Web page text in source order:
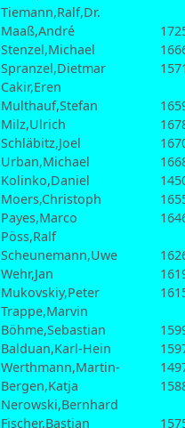
Tiemann,Ralf,Dr.
Maaß,André
Stenzel,Michael
Spranzel,Dietmar 1571
Cakir,Eren
Multhauf,Stefan
Milz,Ulrich
Schläbitz,Joel
Urban,Michael
Kolinko,Daniel
Moers,Christoph
Payes,Marco
Pöss,Ralf
Scheunemann,Uwe
Wehr,Jan
Mukovskiy,Peter
Trappe,Marvin
Böhme,Sebastian
Balduan,Karl-Hein
Werthmann,Martin-
Bergen,Katja
Nerowski,Bernhard
Fischer,Bastian